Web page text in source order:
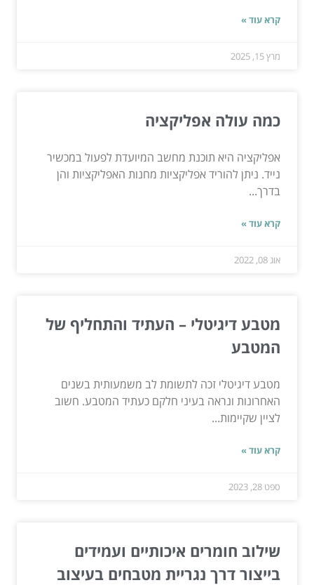
קרא עוד »
מרץ 15, 2025
כמה עולה אפליקציה
אפליקציה היא תוכנת מחשב המיועדת לפעול במכשיר
נייד. ניתן להוריד אפליקציות מחנות האפליקציות והן
בדרך...
קרא עוד »
אוג 08, 2022
מטבע דיגיטלי – העתיד והתחליף של
המטבע
מטבע דיגיטלי זכה לתשומת לב משמעותית בשנים
האחרונות ונראה בעיני חלקם כעתיד המטבע. חשוב
לציין שקיימות...
קרא עוד »
ספט 28, 2023
שילוב חומרים איכותיים ועמידים
בייצור דרך נגריית מטבחים בעיצוב